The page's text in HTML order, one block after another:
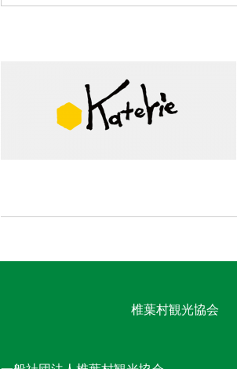
椎葉村観光協会